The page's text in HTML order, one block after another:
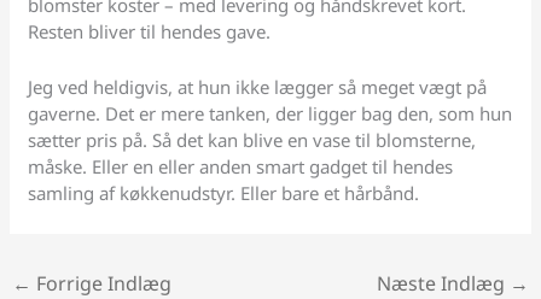
blomster koster – med levering og håndskrevet kort.
Resten bliver til hendes gave.
Jeg ved heldigvis, at hun ikke lægger så meget vægt på
gaverne. Det er mere tanken, der ligger bag den, som hun
sætter pris på. Så det kan blive en vase til blomsterne,
måske. Eller en eller anden smart gadget til hendes
samling af køkkenudstyr. Eller bare et hårbånd.
← Forrige Indlæg Næste Indlæg →